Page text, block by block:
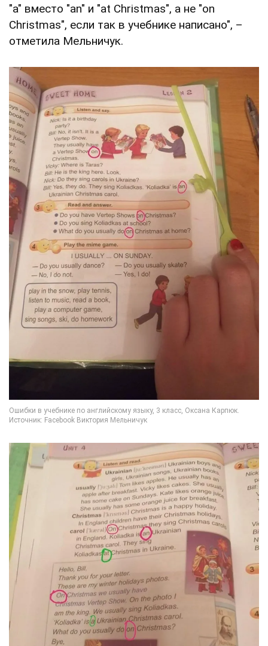
"a" вместо "an" и "at Christmas", а не "on
Christmas", если так в учебнике написано", –
отметила Мельничук.